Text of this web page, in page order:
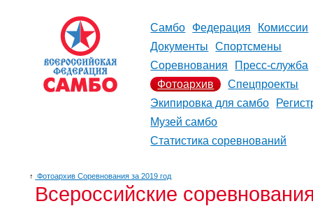
Самбо Федерация
Комиссии
Документы
Спортсмены
Соревнования
Пресс-служба
Фотоархив
Спецпроекты
Экипировка для самбо
Музей самбо
Статистика соревнований
↑ Фотоархив Соревнования за 2019 год
Всероссийские